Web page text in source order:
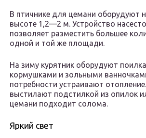
В птичнике для цемани оборудуют
высоте 1,2—2 м. Устройство
позволяет разместить большее
одной и той же площади.
На зиму курятник оборудуют
кормушками и зольными
потребности устраивают
выстилают подстилкой из опилок
цемани подходит солома.
Яркий свет